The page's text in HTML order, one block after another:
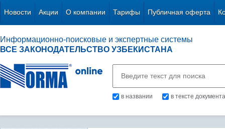
Новости Акции О компании Тарифы Публичная оферта
Информационно-поисковые и экспертные системы
ВСЕ ЗАКОНОДАТЕЛЬСТВО УЗБЕКИСТАНА
в названии в тексте документа